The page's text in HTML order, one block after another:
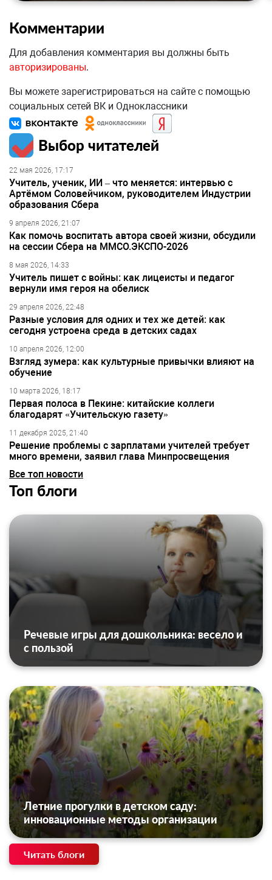
Комментарии
Для добавления комментария вы должны быть
авторизированы.
Вы можете зарегистрироваться на сайте с помощью
социальных сетей ВК и Одноклассники
Выбор читателей
22 мая 2026, 17:17
Учитель, ученик, ИИ – что меняется: интервью с
Артёмом Соловейчиком, руководителем Индустрии
образования Сбера
9 апреля 2026, 21:07
Как помочь воспитать автора своей жизни, обсудили
на сессии Сбера на ММСО.ЭКСПО-2026
8 мая 2026, 14:33
Учитель пишет с войны: как лицеисты и педагог
вернули имя героя на обелиск
29 апреля 2026, 22:48
Разные условия для одних и тех же детей: как
сегодня устроена среда в детских садах
10 апреля 2026, 12:00
Взгляд зумера: как культурные привычки влияют на
обучение
10 марта 2026, 18:17
Первая полоса в Пекине: китайские коллеги
благодарят «Учительскую газету»
11 декабря 2025, 21:40
Решение проблемы с зарплатами учителей требует
много времени, заявил глава Минпросвещения
Все топ новости
Топ блоги
Речевые игры для дошкольника: весело и
с пользой
Летние прогулки в детском саду:
инновационные методы организации
Читать блоги